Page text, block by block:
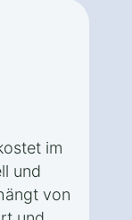
im
und
von